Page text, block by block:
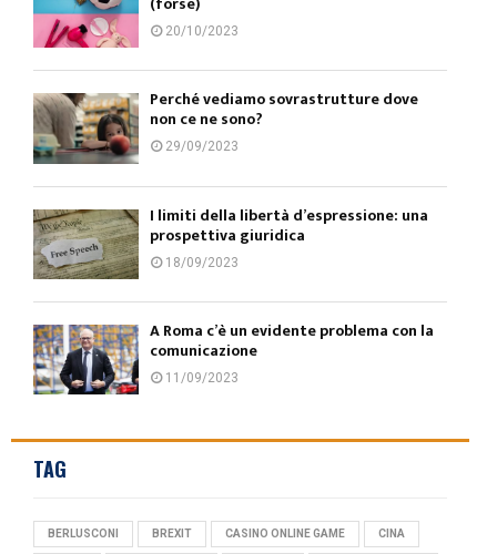
20/10/2023
Perché vediamo sovrastrutture dove
non ce ne sono?
29/09/2023
I limiti della libertà d’espressione: una
prospettiva giuridica
18/09/2023
A Roma c’è un evidente problema con la
comunicazione
11/09/2023
TAG
BERLUSCONI BREXIT CASINO ONLINE GAME CINA